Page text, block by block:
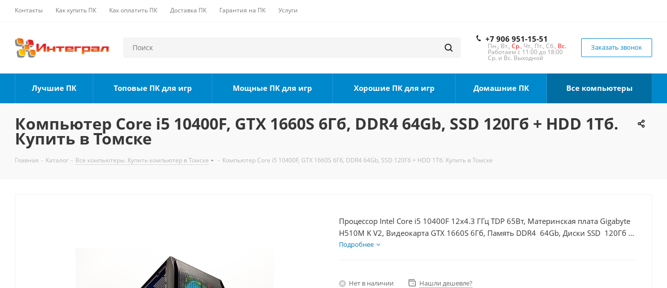
Контакты Как купить ПК Как оплатить ПК Доставка ПК Гарантия на ПК Услуги
+7 906 951-15-51
Пн., Вт., Ср., Чт., Пт., Сб., Вс.
Работаем с 11:00 до 18:00
Ср. и Вс. Выходной
Заказать звонок
Лучшие ПК Топовые ПК для игр Мощные ПК для игр Хорошие ПК для игр Домашние ПК Все компьютеры
Компьютер Core i5 10400F, GTX 1660S 6Гб, DDR4 64Gb, SSD 120Гб + HDD 1Тб.
Купить в Томске
Главная - Каталог - Все компьютеры. Купить компьютер в Томске - Компьютер Core i5 10400F, GTX 1660S 6Гб, DDR4 64Gb, SSD 120Гб + HDD 1Тб. Купить в Томске
Процессор Intel Core i5 10400F 12x4.3 ГГц TDP 65Вт, Материнская плата Gigabyte
H510M K V2, Видеокарта GTX 1660S 6Гб, Память DDR4 64Gb, Диски SSD 120Гб +
HDD 1Тб, БП 600Вт
Подробнее
Нет в наличии Нашли дешевле?